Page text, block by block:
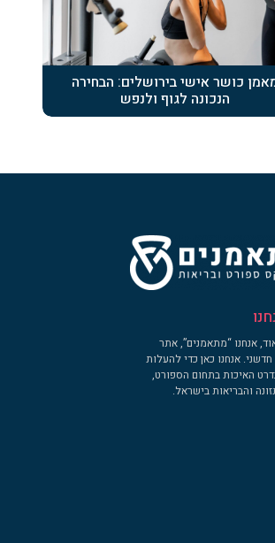
כושר אישי בירושלים: הבחירה
הנכונה לגוף ולנפש
אנחנו “מתאמנים”, אתר
אנחנו כאן כדי להעלות
האיכות בתחום הספורט,
והבריאות בישראל.